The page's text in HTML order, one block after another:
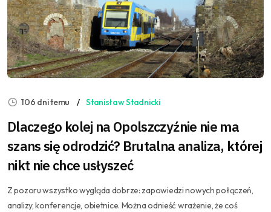
106 dni temu Stanisław Stadnicki
Dlaczego kolej na Opolszczyźnie nie ma
szans się odrodzić? Brutalna analiza, której
nikt nie chce usłyszeć
Z pozoru wszystko wygląda dobrze: zapowiedzi nowych połączeń,
analizy, konferencje, obietnice. Można odnieść wrażenie, że coś